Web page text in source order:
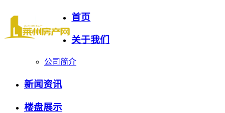
首页
关于我们
公司简介
新闻资讯
楼盘展示